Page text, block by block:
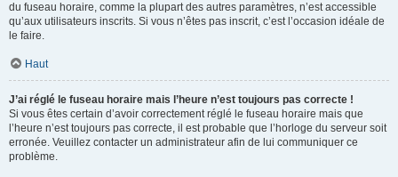
du fuseau horaire, comme la plupart des autres paramètres, n’est accessible
qu’aux utilisateurs inscrits. Si vous n’êtes pas inscrit, c’est l’occasion idéale de
le faire.
Haut
J’ai réglé le fuseau horaire mais l’heure n’est toujours pas correcte !
Si vous êtes certain d’avoir correctement réglé le fuseau horaire mais que
l’heure n’est toujours pas correcte, il est probable que l’horloge du serveur soit
erronée. Veuillez contacter un administrateur afin de lui communiquer ce
problème.